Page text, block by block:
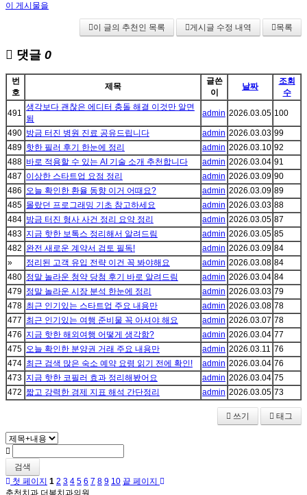
이 게시물을
이 글의 추천인 목록 게시글 수정 내역 목록
댓글 0
번
호
제목
글쓴
이
날짜
조회
수
491
생각보다 괜찮은 에디터 충돌 해결 이것만 알면
됨
admin 2026.03.05 100
490 방금 터진 병원 진료 공유드립니다 admin 2026.03.03 99
489 핫한 필러 후기 한눈에 정리 admin 2026.03.10 92
488 바로 적용할 수 있는 AI 기술 소개 추천합니다 admin 2026.03.04 91
487 이상한 스타트업 요점 정리 admin 2026.03.09 90
486 오늘 확인한 환율 동향 이거 어때요? admin 2026.03.09 89
485 몰랐던 프로그래밍 기초 참고하세요 admin 2026.03.03 88
484 방금 터진 형사 사건 정리 요약 정리 admin 2026.03.05 87
483 지금 핫한 보톡스 정리해서 알려드림 admin 2026.03.05 85
482 완전 새로운 계약서 검토 필독! admin 2026.03.09 84
»
정리된 고객 유입 전략 이건 꼭 봐야해요 admin 2026.03.08 84
480 정말 놀라운 청약 당첨 후기 바로 알려드림 admin 2026.03.04 84
479 정말 놀라운 시장 분석 한눈에 정리 admin 2026.03.03 79
478 최근 인기있는 스타트업 주요 내용만 admin 2026.03.08 78
477 최근 인기있는 여행 준비물 꼭 아셔야 해요 admin 2026.03.07 78
476 지금 핫한 해외여행 어떻게 생각함? admin 2026.03.04 77
475 오늘 확인한 분양권 거래 주요 내용만 admin 2026.03.11 76
474 최근 검색 많은 숙소 예약 요령 읽기 전에 확인! admin 2026.03.04 76
473 지금 핫한 코필러 효과 정리해봤어요 admin 2026.03.04 75
472 짧고 강력한 경제 지표 해석 간단정리 admin 2026.03.05 73
쓰기 태그
검색
첫 페이지 1 2 3 4 5 6 7 8 9 10 끝 페이지
춘천치과 더봄치과의원